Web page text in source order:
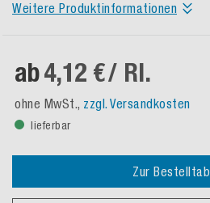
Weitere Produktinformationen
ab4,12 €/ Rl.
ohne MwSt., zzgl. Versandkosten
lieferbar
Zur